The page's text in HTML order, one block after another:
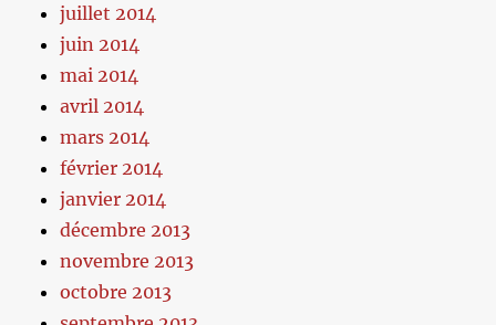
juillet 2014
juin 2014
mai 2014
avril 2014
mars 2014
février 2014
janvier 2014
décembre 2013
novembre 2013
octobre 2013